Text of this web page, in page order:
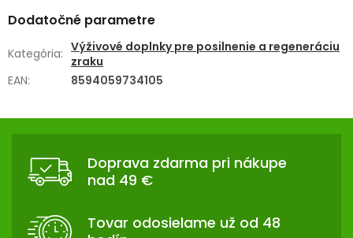
Dodatočné parametre
Kategória: Výživové doplnky pre posilnenie a regeneráciu
zraku
EAN: 8594059734105
Z
Doprava zdarma pri nákupe
nad 49 €
Tovar odosielame už od 48